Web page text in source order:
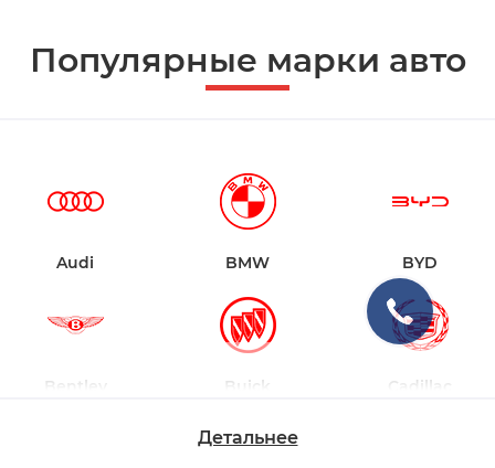
Популярные марки авто
Audi BMW BYD
Bentley Buick Cadillac
Детальнее